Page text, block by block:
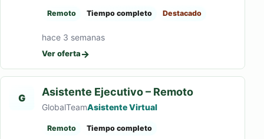
Remoto Tiempo completo Destacado
hace 3 semanas
Ver oferta→
G Asistente Ejecutivo – Remoto
GlobalTeamAsistente Virtual
Remoto Tiempo completo